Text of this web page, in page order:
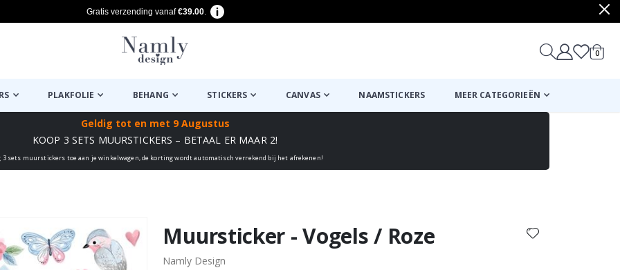
Gratis verzending vanaf€39.00.
0
PLAKFOLIE BEHANG STICKERS CANVAS NAAMSTICKERS MEER CATEGORIEËN
Geldig tot en met 9 Augustus
KOOP 3 SETS MUURSTICKERS – BETAAL ER MAAR 2!
3 sets muurstickers toe aan je winkelwagen, de korting wordt automatisch verrekend bij het afrekenen!
✔ Muursticker - Vogels / Roze
Namly Design